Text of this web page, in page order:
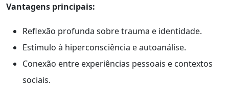
Vantagens principais:
Reflexão profunda sobre trauma e identidade.
Estímulo à hiperconsciência e autoanálise.
Conexão entre experiências pessoais e contextos
sociais.